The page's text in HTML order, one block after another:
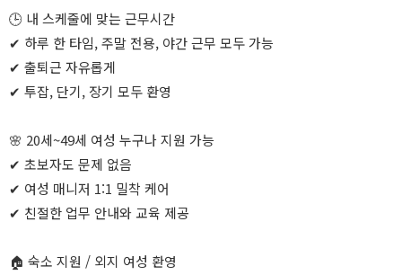
🕒 내 스케줄에 맞는 근무시간
✔ 하루 한 타임, 주말 전용, 야간 근무 모두 가능
✔ 출퇴근 자유롭게
✔ 투잡, 단기, 장기 모두 환영
🌸 20세~49세 여성 누구나 지원 가능
✔ 초보자도 문제 없음
✔ 여성 매니저 1:1 밀착 케어
✔ 친절한 업무 안내와 교육 제공
🏠 숙소 지원 / 외지 여성 환영